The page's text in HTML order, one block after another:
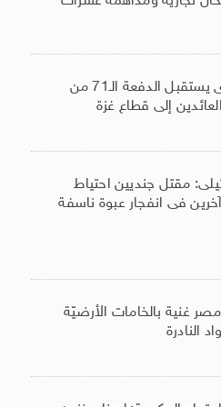
ميناء رفح البرى يستقبل الدفعة الـ71 من
إلى قطاع غزة
مقتل جنديين احتياط
فى انفجار عبوة ناسفة
مصر غنية بالخامات الأرضيّة
النادرة